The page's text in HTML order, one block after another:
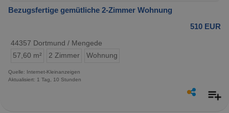
Bezugsfertige gemütliche 2-Zimmer Wohnung
510 EUR
44357 Dortmund / Mengede
57,60 m²
2 Zimmer Wohnung
Quelle: Internet-Kleinanzeigen
Aktualisiert: 1 Tag, 10 Stunden